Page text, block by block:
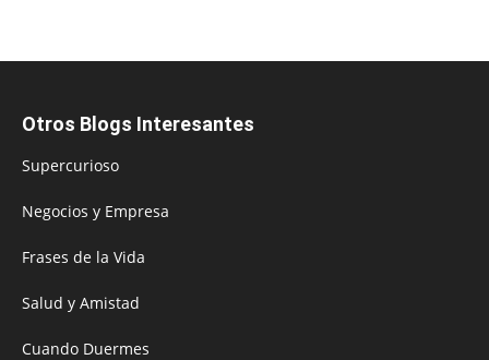
Otros Blogs Interesantes
Supercurioso
Negocios y Empresa
Frases de la Vida
Salud y Amistad
Cuando Duermes